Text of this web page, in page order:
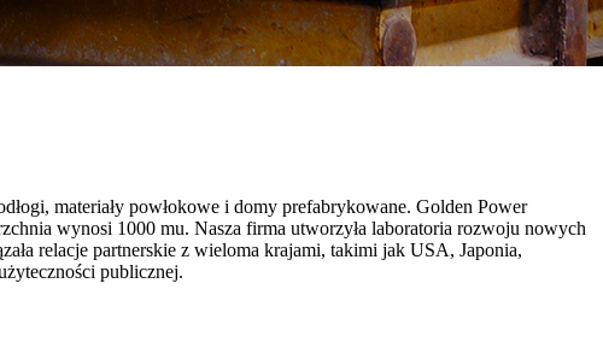
materiały powłokowe i domy prefabrykowane. Golden Power
wynosi 1000 mu. Nasza firma utworzyła laboratoria rozwoju nowych
relacje partnerskie z wieloma krajami, takimi jak USA, Japonia,
publicznej.